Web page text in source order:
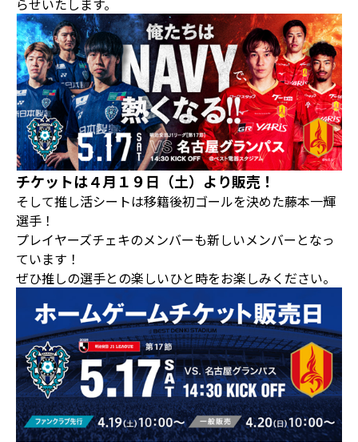
らせいたします。
チケットは４月１９日（土）より販売！
そして推し活シートは移籍後初ゴールを決めた藤本一輝
選手！
プレイヤーズチェキのメンバーも新しいメンバーとなっ
ています！
ぜひ推しの選手との楽しいひと時をお楽しみください。